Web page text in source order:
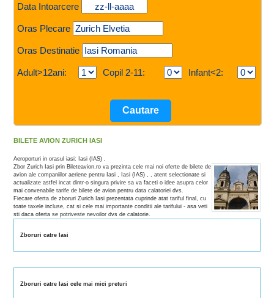
Data Intoarcere
Oras Plecare
Oras Destinatie
Adult>12ani: Copil 2-11: Infant<2:
BILETE AVION ZURICH IASI
Aeroporturi in orasul iasi: Iasi (IAS) ,
Zbor Zurich Iasi prin Bileteavion.ro va prezinta cele mai noi oferte de bilete de
avion ale companiilor aeriene pentru Iasi , Iasi (IAS) , , atent selectionate si
actualizate astfel incat dintr-o singura privire sa va faceti o idee asupra celor
mai convenabile tarife de bilete de avion pentru data calatoriei dvs.
Fiecare oferta de zboruri Zurich Iasi prezentata cuprinde atat tariful final, cu
toate taxele incluse, cat si cele mai importante conditii ale tarifului - asa veti
sti daca oferta se potriveste nevoilor dvs de calatorie.
Zboruri catre Iasi
Zboruri catre Iasi cele mai mici preturi